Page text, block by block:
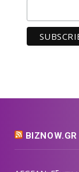
BIZNOW.GR